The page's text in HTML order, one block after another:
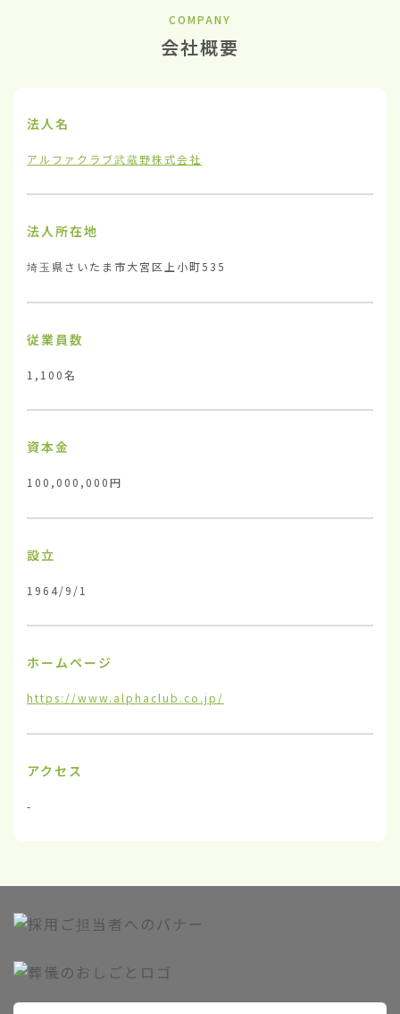
COMPANY
会社概要
法人名
アルファクラブ武蔵野株式会社
法人所在地
埼玉県さいたま市大宮区上小町535
従業員数
1,100名
資本金
100,000,000円
設立
1964/9/1
ホームページ
https://www.alphaclub.co.jp/
アクセス
-